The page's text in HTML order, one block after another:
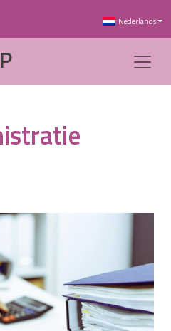
Nederlands